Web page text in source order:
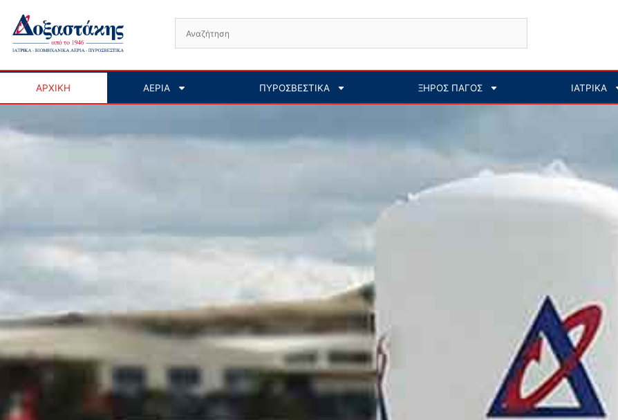
στο
περιεχόμενο
ΑΡΧΙΚΗ ΑΕΡΙΑ ΠΥΡΟΣΒΕΣΤΙΚΑ ΞΗΡΟΣ ΠΑΓΟΣ ΙΑΤΡΙΚΑ